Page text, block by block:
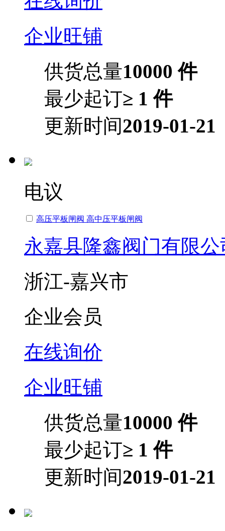
企业旺铺
供货总量10000 件
最少起订≥ 1 件
更新时间2019-01-21
电议
高压平板闸阀 高中压平板闸阀
永嘉县隆鑫阀门有限公
浙江-嘉兴市
企业会员
在线询价
企业旺铺
供货总量10000 件
最少起订≥ 1 件
更新时间2019-01-21